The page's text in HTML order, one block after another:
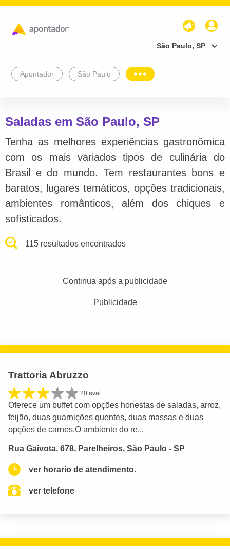
São Paulo, SP
Apontador São Paulo
Saladas em São Paulo, SP
Tenha as melhores experiências gastronômica
com os mais variados tipos de culinária do
Brasil e do mundo. Tem restaurantes bons e
baratos, lugares temáticos, opções tradicionais,
ambientes românticos, além dos chiques e
sofisticados.
115 resultados encontrados
Continua após a publicidade
Publicidade
Trattoria Abruzzo
20 aval.
Oferece um buffet com opções honestas de saladas, arroz,
feijão, duas guarnições quentes, duas massas e duas
opções de carnes.O ambiente do re...
Rua Gaivota, 678, Parelheiros, São Paulo - SP
ver horario de atendimento.
ver telefone